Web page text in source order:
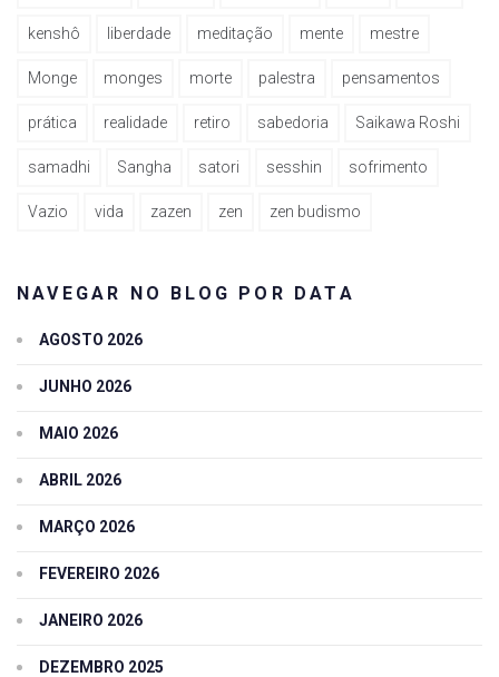
kenshô liberdade meditação mente mestre
Monge monges morte palestra pensamentos
prática realidade retiro sabedoria Saikawa Roshi
samadhi Sangha satori sesshin sofrimento
Vazio vida zazen zen zen budismo
NAVEGAR NO BLOG POR DATA
AGOSTO 2026
JUNHO 2026
MAIO 2026
ABRIL 2026
MARÇO 2026
FEVEREIRO 2026
JANEIRO 2026
DEZEMBRO 2025